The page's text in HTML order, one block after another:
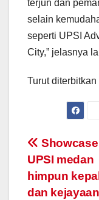
terjun dan
selain
seperti UPSI
City,” jelasnya
Turut diterbitkan
kiriman
Showcase
UPSI medan
himpun
dan